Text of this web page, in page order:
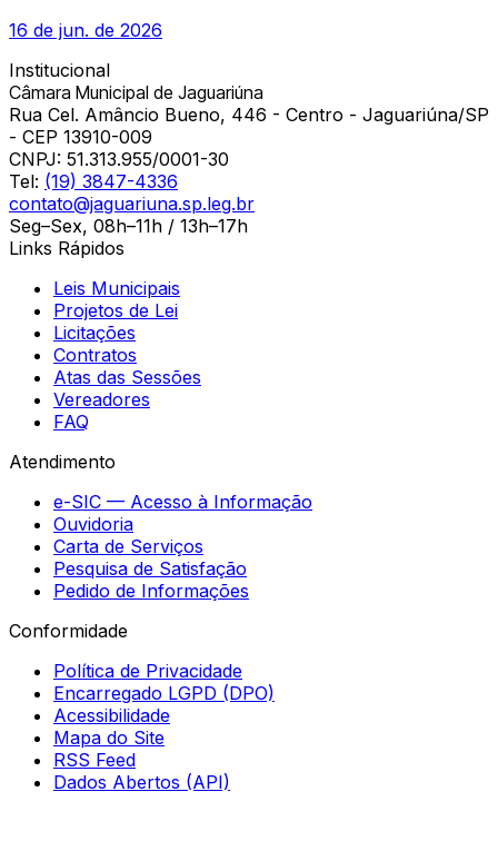
16 de jun. de 2026
Institucional
Câmara Municipal de Jaguariúna
Rua Cel. Amâncio Bueno, 446 - Centro - Jaguariúna/SP
- CEP 13910-009
CNPJ: 51.313.955/0001-30
Tel: (19) 3847-4336
contato@jaguariuna.sp.leg.br
Seg–Sex, 08h–11h / 13h–17h
Links Rápidos
Leis Municipais
Projetos de Lei
Licitações
Contratos
Atas das Sessões
Vereadores
FAQ
Atendimento
e-SIC — Acesso à Informação
Ouvidoria
Carta de Serviços
Pesquisa de Satisfação
Pedido de Informações
Conformidade
Política de Privacidade
Encarregado LGPD (DPO)
Acessibilidade
Mapa do Site
RSS Feed
Dados Abertos (API)